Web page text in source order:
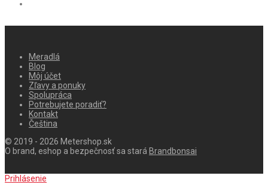
Meradlá
Blog
Môj účet
Zľavy a ponuky
Spolupráca
Potrebujete poradiť?
Kontakt
Čeština
© 2019 - 2026 Metershop.sk
O brand, eshop a bezpečnosť sa stará Brandbonsai
Prihlásenie